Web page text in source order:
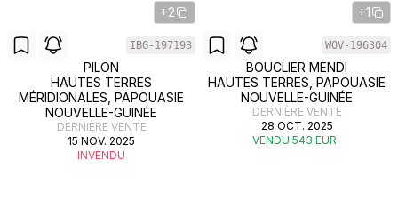
+2
IBG-197193
PILON
HAUTES TERRES
MÉRIDIONALES, PAPOUASIE
NOUVELLE-GUINÉE
DERNIÈRE VENTE
15 NOV. 2025
INVENDU
+1
WOV-196304
BOUCLIER MENDI
HAUTES TERRES, PAPOUASIE
NOUVELLE-GUINÉE
DERNIÈRE VENTE
28 OCT. 2025
VENDU 543 EUR